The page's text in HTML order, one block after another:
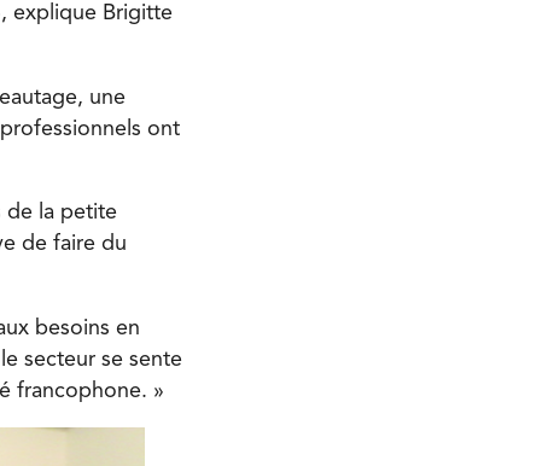
explique Brigitte
une
ont
de la petite
de faire du
besoins en
secteur se sente
francophone. »